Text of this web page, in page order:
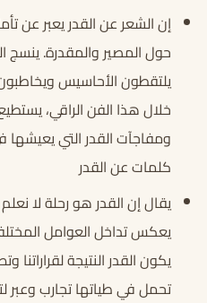
إن الشعر عن القدر يعبر عن
حول المصير والمقدرة. ينسج
يلتقطون الأحاسيس
خلال هذا الفن الراقي،
ومفاجآت القدر التي يعيشها
كلمات عن القدر
يقال إن القدر هو رحلة لا
يعكس تداخل العوامل
يكون القدر النتيجة لقراراتنا
تحمل في طياتها تجارب وعبر